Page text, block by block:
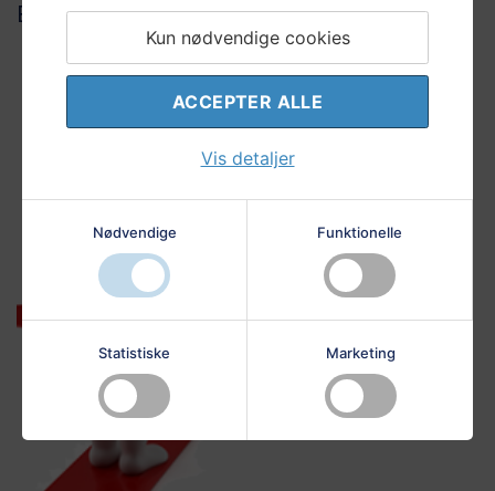
Kun nødvendige cookies
ACCEPTER ALLE
Vis detaljer
Nødvendige Funktionelle
Statistiske Marketing
Boglige fag